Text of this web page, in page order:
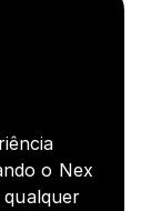
o Nex